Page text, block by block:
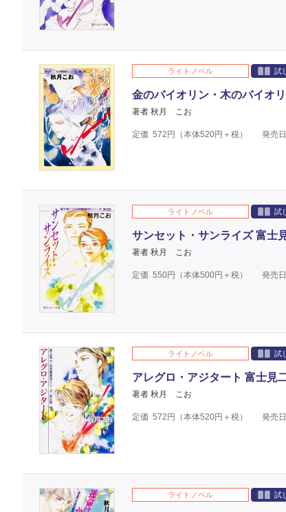
ライトノベル 試
金のバイオリン・木のバイオ
著者 秋月 こお
定価 572円（本体520円＋税） 発売
ライトノベル 試
サンセット・サンライズ 富士
著者 秋月 こお
定価 550円（本体500円＋税） 発売
ライトノベル 試
アレグロ・アジタート 富士見
著者 秋月 こお
定価 572円（本体520円＋税） 発売
ライトノベル 試